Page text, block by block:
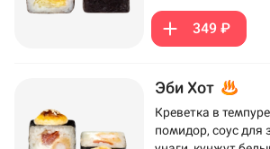
349 ₽
Эби Хот
Креветка в
помидор, соус для